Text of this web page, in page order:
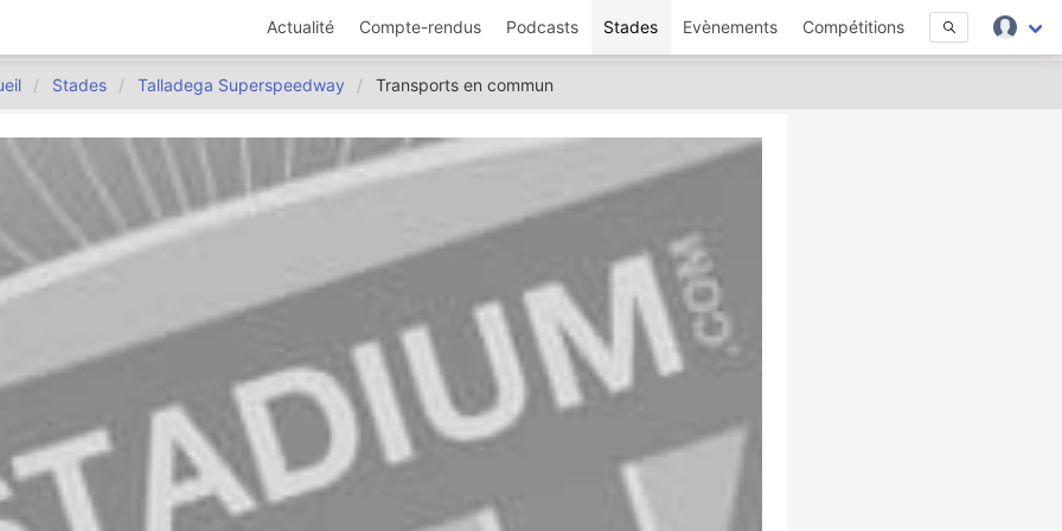
Actualité Compte-rendus Podcasts Stades Evènements Compétitions
Stades Talladega Superspeedway Transports en commun